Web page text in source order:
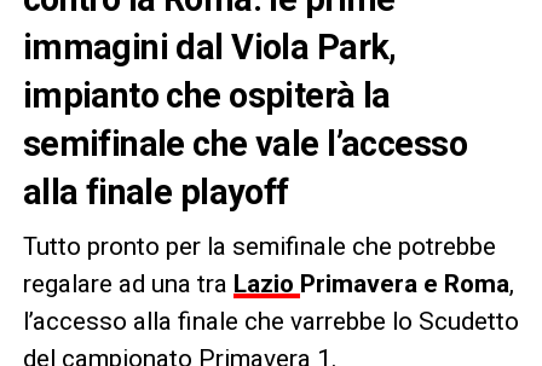
immagini dal Viola Park,
impianto che ospiterà la
semifinale che vale l’accesso
alla finale playoff
Tutto pronto per la semifinale che potrebbe
regalare ad una tra Lazio Primavera e Roma,
l’accesso alla finale che varrebbe lo Scudetto
del campionato Primavera 1.